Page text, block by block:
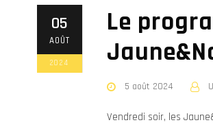
05
AOÛT
2024
Le
5 août 2024
Vendredi soir, les